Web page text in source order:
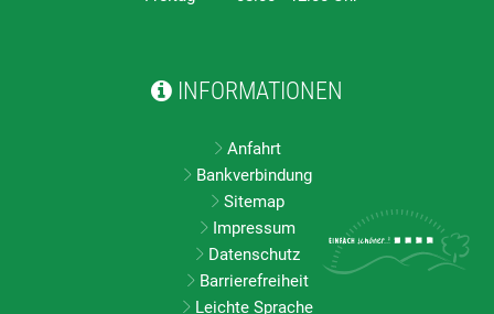
INFORMATIONEN
Anfahrt
Bankverbindung
Sitemap
Impressum
Datenschutz
Barrierefreiheit
Leichte Sprache